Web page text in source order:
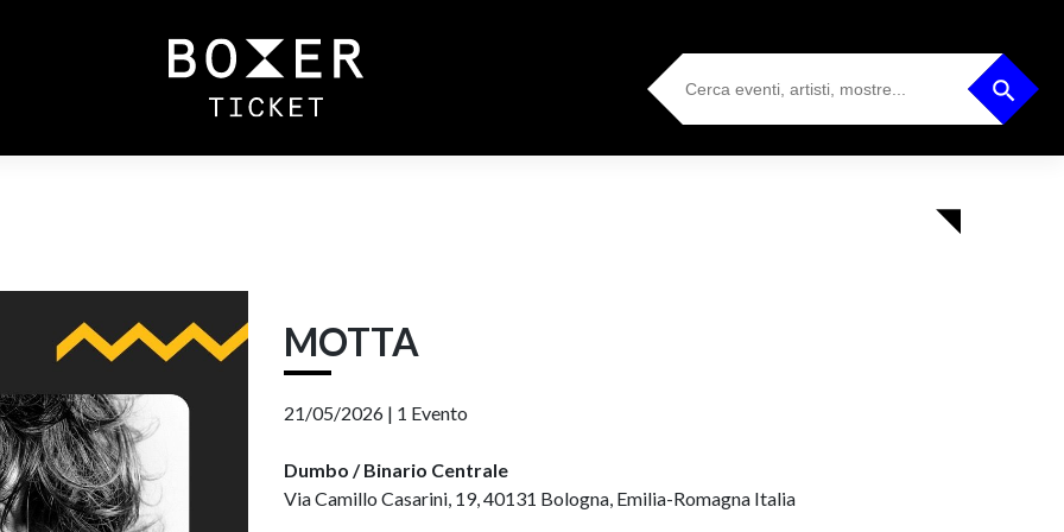
Search
for:
Search Button
MOTTA
21/05/2026 | 1 Evento
Dumbo / Binario Centrale
Via Camillo Casarini, 19, 40131 Bologna, Emilia-Romagna Italia